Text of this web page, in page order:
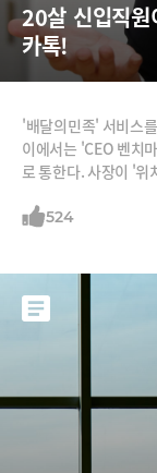
20살 신입직
카톡!
'배달의민족' 서비스
이에서는 'CEO 벤치
로 통한다. 사장이 '
이 보장하지만 성과도
524